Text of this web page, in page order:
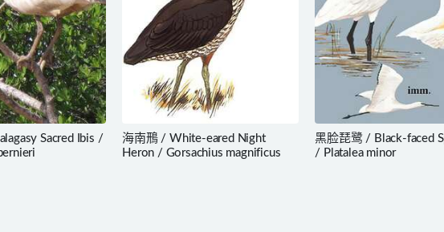
Sacred Ibis /
海南鳽 / White-eared Night
Heron / Gorsachius magnificus
黑脸琵鹭 / Black-faced
/ Platalea minor